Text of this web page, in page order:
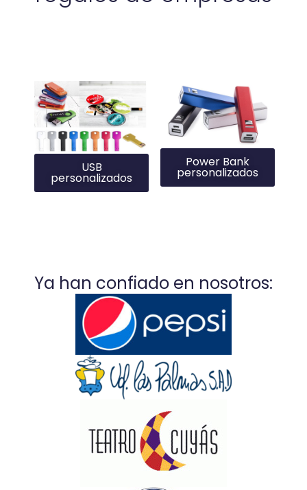
USB
personalizados
Power Bank
personalizados
Ya han confiado en nosotros: